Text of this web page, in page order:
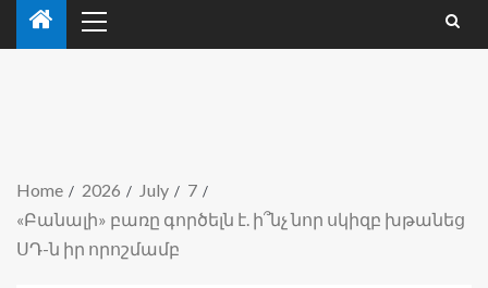
Home 2026 July
7
«Բանալի» բառը գործելն է. ի՞նչ նոր սկիզբ խթանեց
ՍԴ-ն իր որոշմամբ